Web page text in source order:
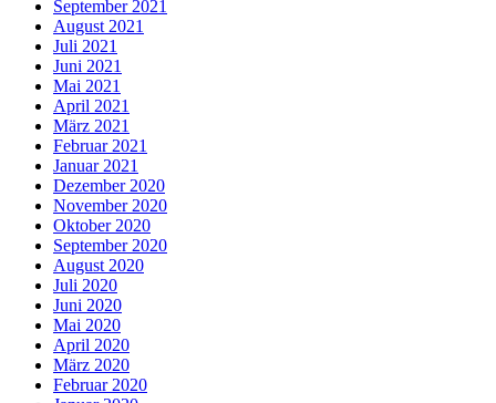
September 2021
August 2021
Juli 2021
Juni 2021
Mai 2021
April 2021
März 2021
Februar 2021
Januar 2021
Dezember 2020
November 2020
Oktober 2020
September 2020
August 2020
Juli 2020
Juni 2020
Mai 2020
April 2020
März 2020
Februar 2020